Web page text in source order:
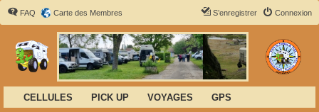
FAQ Carte des Membres Connexion
S’enregistrer
CELLULES PICK UP VOYAGES
GPS